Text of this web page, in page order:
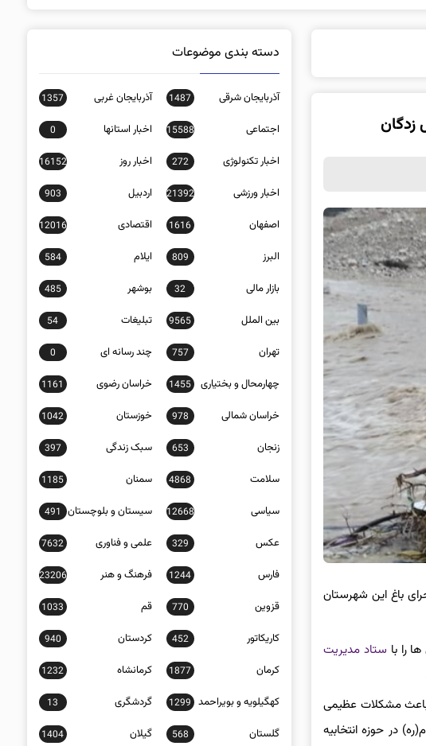
باغ این شهرستان
را با ستاد مدیریت
باعث مشکلات عظیمی
در حوزه انتخابیه
دسته بندی موضوعات
آذربایجان شرقی 1487 آذربایجان غربی 1357
اجتماعی 15588 اخبار استانها 0
اخبار تکنولوژی 272 اخبار روز 16152
اخبار ورزشی 21392 اردبیل 903
اصفهان 1616 اقتصادی 12016
البرز 809 ایلام 584
بازار مالی 32 بوشهر 485
بین الملل 9565 تبلیغات 54
تهران 757 چند رسانه ای 0
چهارمحال و بختیاری 1455 خراسان رضوی 1161
خراسان شمالی 978 خوزستان 1042
زنجان 653 سبک زندگی 397
سلامت 4868 سمنان 1185
سیاسی 12668 سیستان و بلوچستان 491
عکس 329 علمی و فناوری 7632
فارس 1244 فرهنگ و هنر 23206
قزوین 770 قم 1033
کاریکاتور 452 کردستان 940
کرمان 1877 کرمانشاه 1232
کهگیلویه و بویراحمد 1299 گردشگری 13
گلستان 568 گیلان 1404